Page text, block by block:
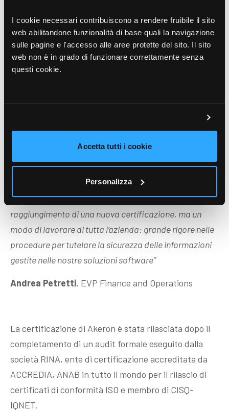
I cookie necessari contribuiscono a rendere fruibile il sito
web abilitandone funzionalità di base quali la navigazione
sulle pagine e l'accesso alle aree protette del sito. Il sito
web non è in grado di funzionare correttamente senza
questi cookie.
Accetta tutti i cookie
Personalizza
trasformazione digitale.”
Marco Pierallini,Board Member e Strategic Advisor
Product
riservatezza, l’integrità e la disponibilità delle
informazioni, attraverso un processo in grado di
garantire un trattamento dei dati secondo i più
elevati standard di sicurezza disponibili.
“ISO27001 rappresenta per Akeron non solo il
raggiungimento di una nuova certificazione, ma un
modo di lavorare di tutta l’azienda: grande rigore nelle
procedure per tutelare la sicurezza delle informazioni
gestite nelle nostre soluzioni software”
Andrea Petretti, EVP Finance and Operations
La certificazione di Akeron è stata rilasciata dopo il
completamento di un audit formale eseguito dalla
società RINA, ente di certificazione accreditata da
ACCREDIA, ANAB in tutto il mondo per il rilascio di
certificati di conformità ISO e membro di CISQ-
IQNET.